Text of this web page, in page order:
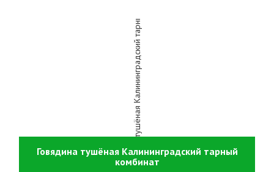
Говядина тушёная Калининградский тарный
комбинат